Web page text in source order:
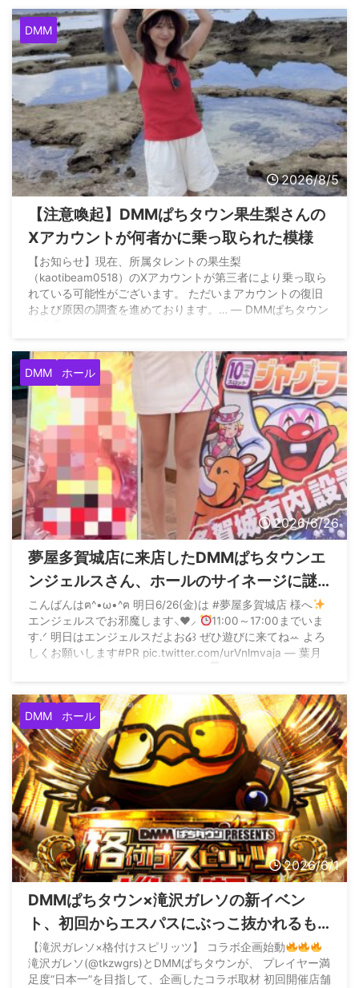
DMM
2026/8/5
【注意喚起】DMMぱちタウン果生梨さんの
Xアカウントが何者かに乗っ取られた模様
【お知らせ】現在、所属タレントの果生梨
（kaotibeam0518）のXアカウントが第三者により乗っ取ら
れている可能性がございます。 ただいまアカウントの復旧
および原因の調査を進めております。… — DMMぱちタウン
DMM ホール
2026/6/26
夢屋多賀城店に来店したDMMぱちタウンエ
ンジェルスさん、ホールのサイネージに謎
のモザイクを入れてしまう
こんばんはฅ^•ω•^ฅ 明日6/26(金)は #夢屋多賀城店 様へ
エンジェルスでお邪魔します⸜❤︎⸝‍
11:00～17:00までいま
す.ᐟ 明日はエンジェルスだよお໒꒱ ぜひ遊びに来てねꕀ︎ よろ
しくお願いします#PR pic.twitter.com/urVnlmvaja — 葉月
DMM ホール
2026/6/1
DMMぱちタウン×滝沢ガレソの新イベン
ト、初回からエスパスにぶっこ抜かれるも
「もう一度チャンスが欲しい」と言われて
リベンジ開催
【滝沢ガレソ×格付けスピリッツ】 コラボ企画始動
滝沢ガレソ(@tkzwgrs)とDMMぱちタウンが、 プレイヤー満
足度“日本一”を目指して、企画したコラボ取材 初回開催店舗